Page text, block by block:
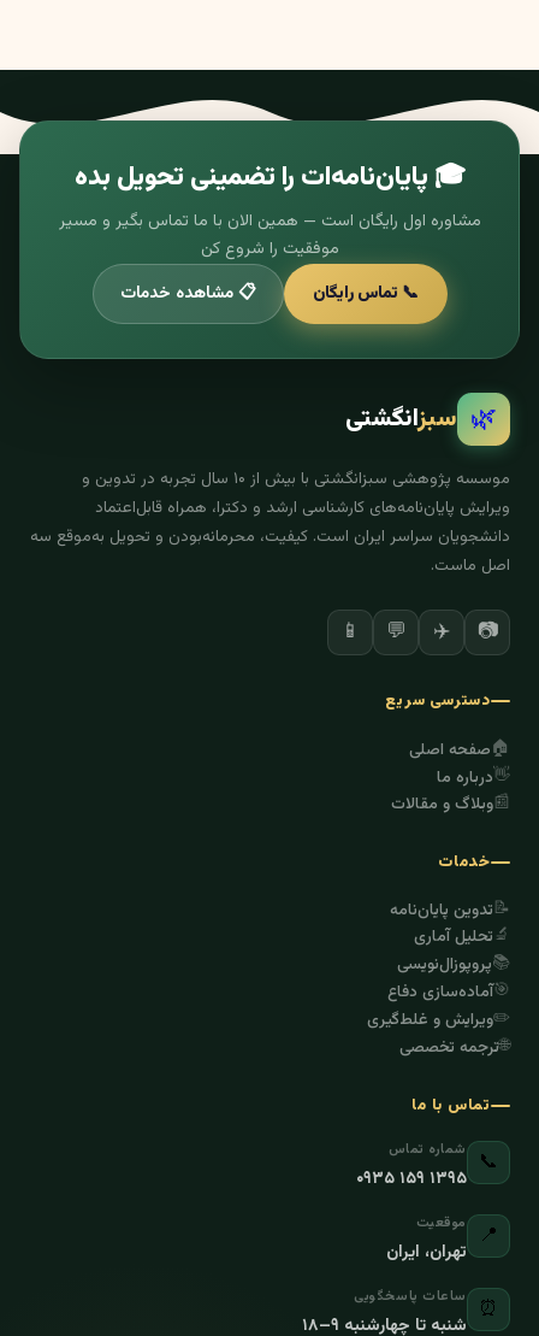
🎓 پایان‌نامه‌ات را تضمینی تحویل بده
مشاوره اول رایگان است — همین الان با ما تماس بگیر و مسیر
موفقیت را شروع کن
📞 تماس رایگان
📋 مشاهده خدمات
🌿 سبزانگشتی
موسسه پژوهشی سبزانگشتی با بیش از ۱۰ سال تجربه در تدوین و
ویرایش پایان‌نامه‌های کارشناسی ارشد و دکترا، همراه قابل‌اعتماد
دانشجویان سراسر ایران است. کیفیت، محرمانه‌بودن و تحویل به‌موقع سه
اصل ماست.
📷
✈️
💬
📱
دسترسی سریع
🏠صفحه اصلی
👋درباره ما
📰وبلاگ و مقالات
خدمات
📝تدوین پایان‌نامه
🔬تحلیل آماری
📚پروپوزال‌نویسی
🎯آماده‌سازی دفاع
✏️ویرایش و غلط‌گیری
🌐ترجمه تخصصی
تماس با ما
📞 شماره تماس
۰۹۳۵ ۱۵۹ ۱۳۹۵
📍 موقعیت
تهران، ایران
⏰ ساعات پاسخگویی
شنبه تا چهارشنبه ۹–۱۸